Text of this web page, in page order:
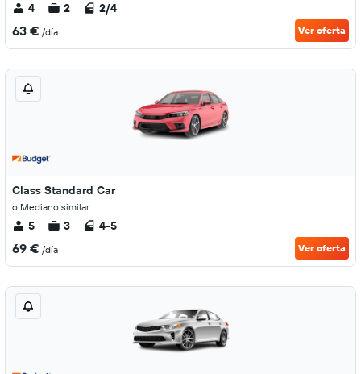
4 2 2/4
63 € /día Ver oferta
Class Standard Car
o Mediano similar
5 3 4-5
69 € /día Ver oferta